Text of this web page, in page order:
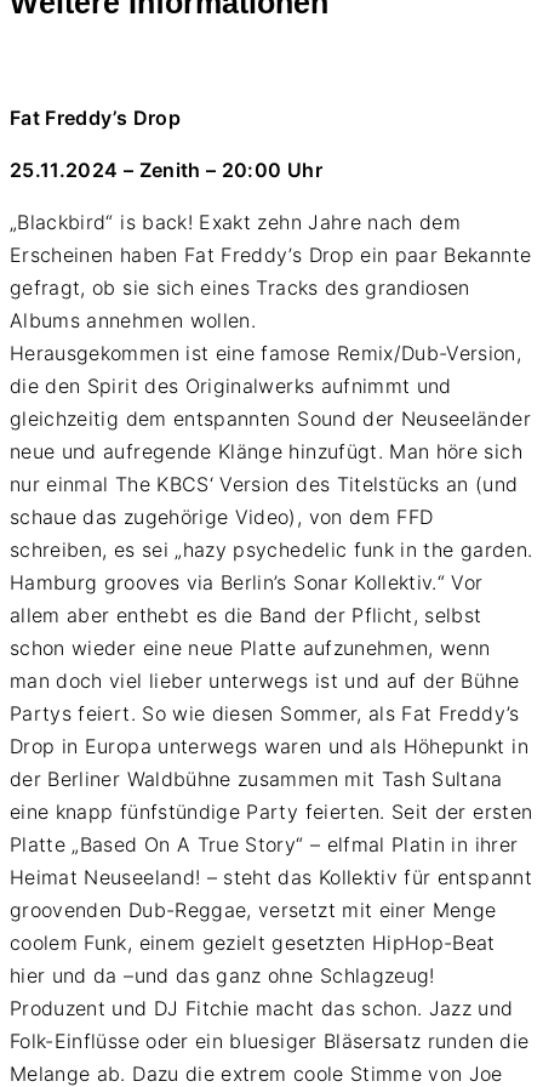
Fat Freddy’s Drop
25.11.2024 – Zenith – 20:00 Uhr
„Blackbird“ is back! Exakt zehn Jahre nach dem
Erscheinen haben Fat Freddy’s Drop ein paar Bekannte
gefragt, ob sie sich eines Tracks des grandiosen
Albums annehmen wollen.
Herausgekommen ist eine famose Remix/Dub-Version,
die den Spirit des Originalwerks aufnimmt und
gleichzeitig dem entspannten Sound der Neuseeländer
neue und aufregende Klänge hinzufügt. Man höre sich
nur einmal The KBCS‘ Version des Titelstücks an (und
schaue das zugehörige Video), von dem FFD
schreiben, es sei „hazy psychedelic funk in the garden.
Hamburg grooves via Berlin’s Sonar Kollektiv.“ Vor
allem aber enthebt es die Band der Pflicht, selbst
schon wieder eine neue Platte aufzunehmen, wenn
man doch viel lieber unterwegs ist und auf der Bühne
Partys feiert. So wie diesen Sommer, als Fat Freddy’s
Drop in Europa unterwegs waren und als Höhepunkt in
der Berliner Waldbühne zusammen mit Tash Sultana
eine knapp fünfstündige Party feierten. Seit der ersten
Platte „Based On A True Story“ – elfmal Platin in ihrer
Heimat Neuseeland! – steht das Kollektiv für entspannt
groovenden Dub-Reggae, versetzt mit einer Menge
coolem Funk, einem gezielt gesetzten HipHop-Beat
hier und da –und das ganz ohne Schlagzeug!
Produzent und DJ Fitchie macht das schon. Jazz und
Folk-Einflüsse oder ein bluesiger Bläsersatz runden die
Melange ab. Dazu die extrem coole Stimme von Joe